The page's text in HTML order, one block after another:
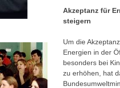
Akzeptanz für
steigern
Um die
Energien in der
besonders bei
zu erhöhen, hat